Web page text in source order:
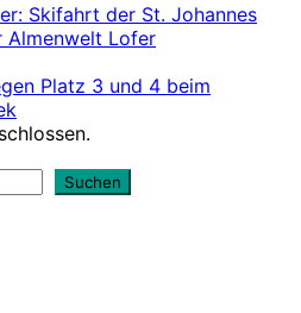
Skifahrt der St. Johannes
Almenwelt Lofer
Platz 3 und 4 beim
Suchen